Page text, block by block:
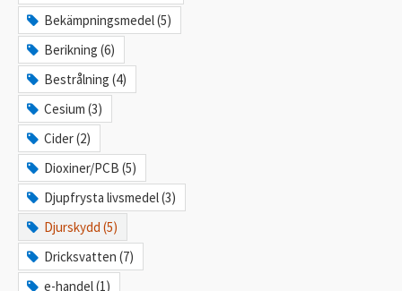
Bekämpningsmedel (5)
Berikning (6)
Bestrålning (4)
Cesium (3)
Cider (2)
Dioxiner/PCB (5)
Djupfrysta livsmedel (3)
Djurskydd (5)
Dricksvatten (7)
e-handel (1)